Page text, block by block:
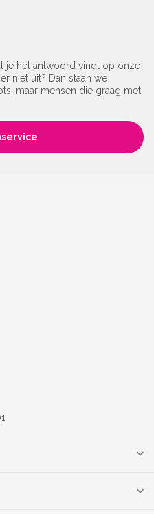
je het antwoord vindt op onze
niet uit? Dan staan we
maar mensen die graag met